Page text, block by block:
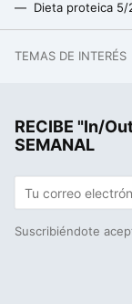
TEMAS DE INTERÉS
RECIBE "In/
SEMANAL
Suscribiéndote